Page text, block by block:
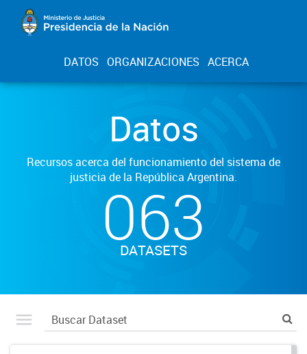
DATOS ORGANIZACIONES ACERCA
Datos
Recursos acerca del funcionamiento del sistema de
justicia de la República Argentina.
063
DATASETS